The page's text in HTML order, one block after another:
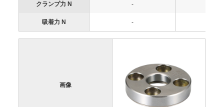
クランプ力 N -
吸着力 N -
画像